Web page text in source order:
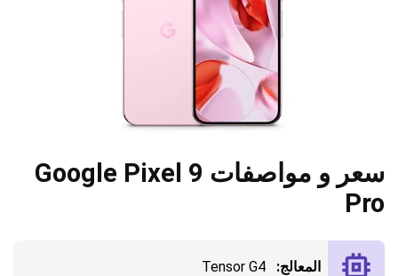
سعر و مواصفات Google Pixel 9
Pro
المعالج: Tensor G4